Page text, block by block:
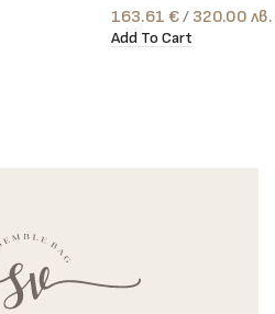
163.61 € лв.
Add To Cart